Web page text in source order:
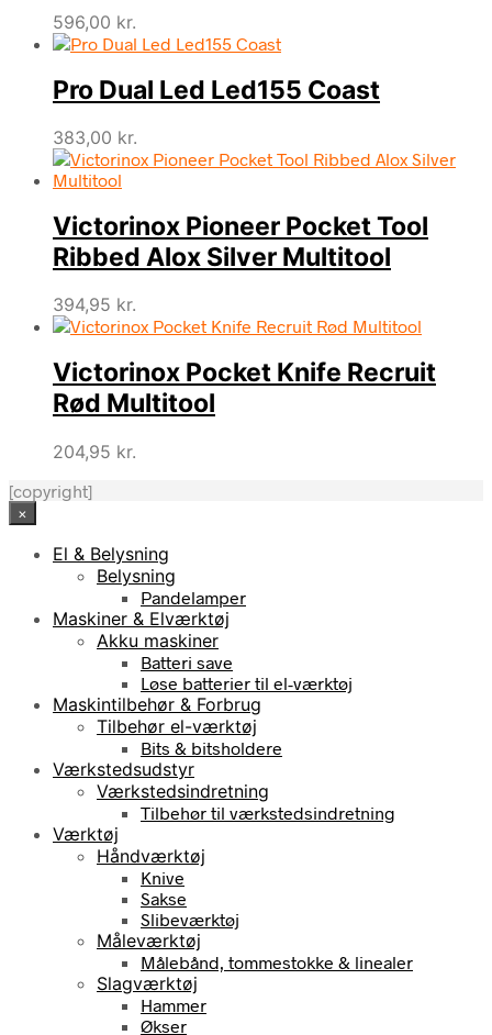
596,00 kr.
Pro Dual Led Led155 Coast
383,00 kr.
Victorinox Pioneer Pocket Tool
Ribbed Alox Silver Multitool
394,95 kr.
Victorinox Pocket Knife Recruit
Rød Multitool
204,95 kr.
[copyright]
×
El & Belysning
Belysning
Pandelamper
Maskiner & Elværktøj
Akku maskiner
Batteri save
Løse batterier til el-værktøj
Maskintilbehør & Forbrug
Tilbehør el-værktøj
Bits & bitsholdere
Værkstedsudstyr
Værkstedsindretning
Tilbehør til værkstedsindretning
Værktøj
Håndværktøj
Knive
Sakse
Slibeværktøj
Måleværktøj
Målebånd, tommestokke & linealer
Slagværktøj
Hammer
Økser